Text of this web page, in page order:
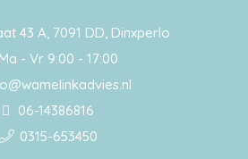
43 A, 7091 DD, Dinxperlo
Ma - Vr 9:00 - 17:00
06-14386816
0315-653450